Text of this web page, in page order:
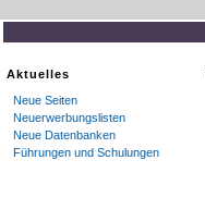
Aktuelles
Neue Seiten
Neuerwerbungslisten
Neue Datenbanken
Führungen und Schulungen